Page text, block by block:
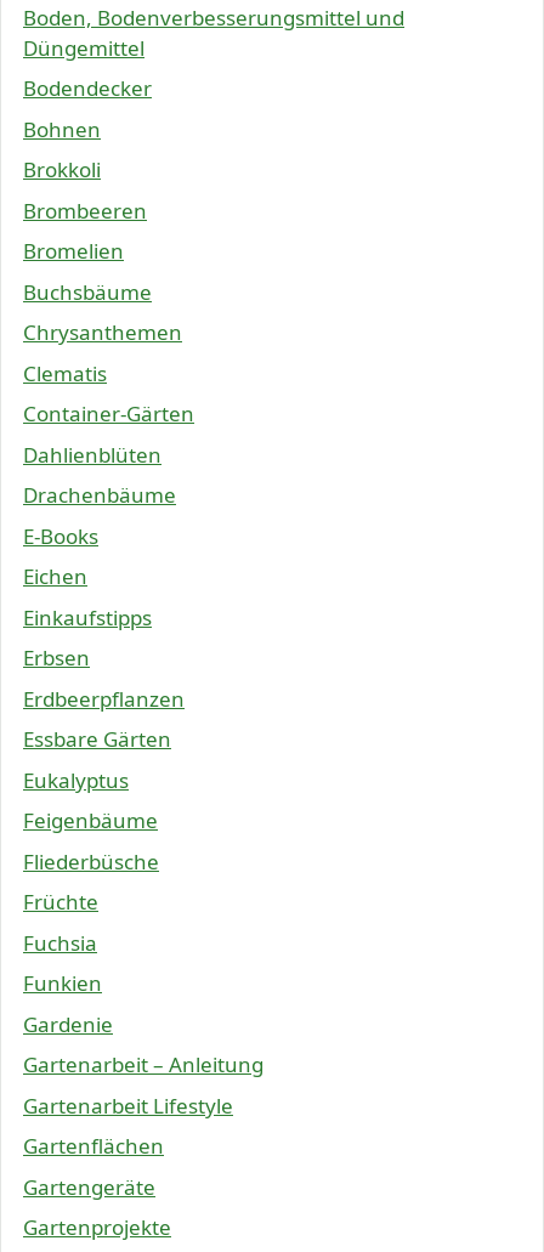
Boden, Bodenverbesserungsmittel und
Düngemittel
Bodendecker
Bohnen
Brokkoli
Brombeeren
Bromelien
Buchsbäume
Chrysanthemen
Clematis
Container-Gärten
Dahlienblüten
Drachenbäume
E-Books
Eichen
Einkaufstipps
Erbsen
Erdbeerpflanzen
Essbare Gärten
Eukalyptus
Feigenbäume
Fliederbüsche
Früchte
Fuchsia
Funkien
Gardenie
Gartenarbeit – Anleitung
Gartenarbeit Lifestyle
Gartenflächen
Gartengeräte
Gartenprojekte